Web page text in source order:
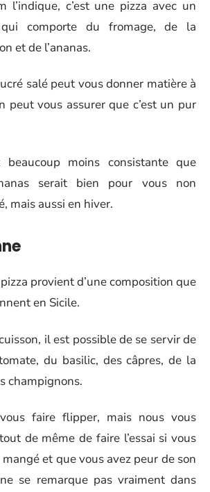
l’indique, c’est une pizza avec un
comporte du fromage, de la
et de l’ananas.
salé peut vous donner matière à
peut vous assurer que c’est un pur
moins consistante que
serait bien pour vous non
mais aussi en hiver.
provient d’une composition que
en Sicile.
il est possible de se servir de
du basilic, des câpres, de la
champignons.
vous faire flipper, mais nous vous
de même de faire l’essai si vous
mangé et que vous avez peur de son
se remarque pas vraiment dans